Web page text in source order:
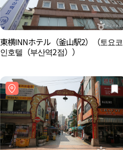
東横INNホテル（釜山駅2）（토요코
인호텔（부산역2점））